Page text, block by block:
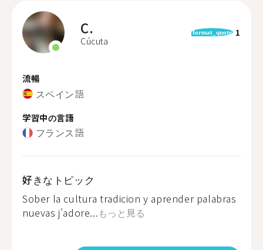
C.
Cúcuta
format_quote 1
流暢
スペイン語
学習中の言語
フランス語
好きなトピック
Sober la cultura tradicion y aprender palabras
nuevas j'adore...もっと見る